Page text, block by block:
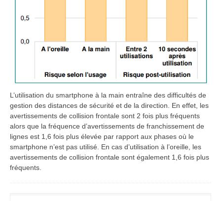
L’utilisation du smartphone à la main entraîne des difficultés de
gestion des distances de sécurité et de la direction. En effet, les
avertissements de collision frontale sont 2 fois plus fréquents
alors que la fréquence d’avertissements de franchissement de
lignes est 1,6 fois plus élevée par rapport aux phases où le
smartphone n’est pas utilisé. En cas d’utilisation à l’oreille, les
avertissements de collision frontale sont également 1,6 fois plus
fréquents.